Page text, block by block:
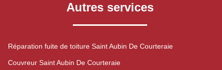
Autres services
Réparation fuite de toiture Saint Aubin De Courteraie
Couvreur Saint Aubin De Courteraie